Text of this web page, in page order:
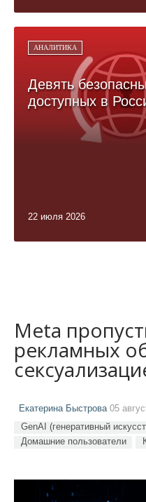
АНАЛИТИКА
Девять
доступных в
22 июля 2026
Meta
рекламных
Екатерина Быстрова 05
GenAI (генеративный
Домашние пользователи